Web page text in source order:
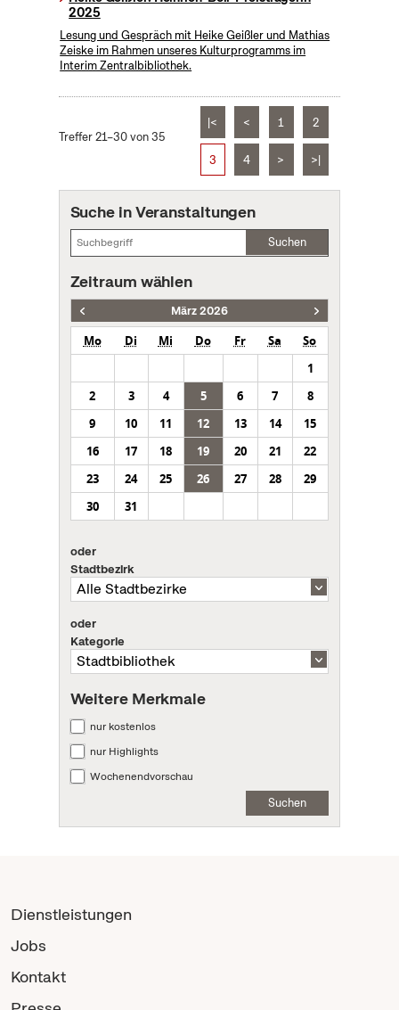
2025
Lesung und Gespräch mit Heike Geißler und Mathias
Zeiske im Rahmen unseres Kulturprogramms im
Interim Zentralbibliothek.
Treffer 21–30 von 35
|< < 1 2
3 4 > >|
Suche in Veranstaltungen
Suchen
Zeitraum wählen
März 2026
Mo Di Mi Do Fr Sa
So
1
2
3 4 5 6 7
8
9
10 11 12 13 14
15
16
17 18 19 20 21
22
23
24 25 26 27 28
29
30
31
oder
Stadtbezirk
oder
Kategorie
Weitere Merkmale
nur kostenlos
nur Highlights
Wochenendvorschau
Suchen
Dienstleistungen
Jobs
Kontakt